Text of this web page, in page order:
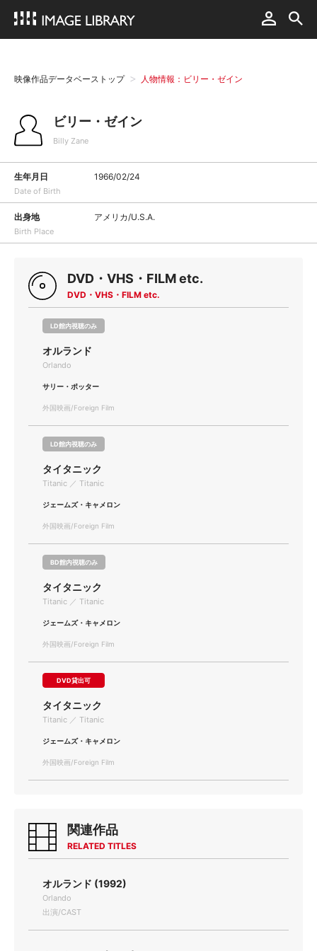
映像作品データベーストップ 人物情報：ビリー・ゼイン
ビリー・ゼイン
Billy Zane
生年月日
Date of Birth
1966/02/24
出身地
Birth Place
アメリカ/U.S.A.
DVD・VHS・FILM etc.
DVD・VHS・FILM etc.
LD館内視聴のみ
オルランド
Orlando
サリー・ポッター
外国映画/Foreign Film
LD館内視聴のみ
タイタニック
Titanic ／ Titanic
ジェームズ・キャメロン
外国映画/Foreign Film
BD館内視聴のみ
タイタニック
Titanic ／ Titanic
ジェームズ・キャメロン
外国映画/Foreign Film
DVD貸出可
タイタニック
Titanic ／ Titanic
ジェームズ・キャメロン
外国映画/Foreign Film
関連作品
RELATED TITLES
オルランド (1992)
Orlando
出演/CAST